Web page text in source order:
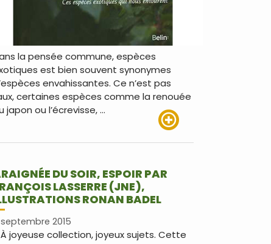
la pensée commune, espèces
est bien souvent synonymes
envahissantes. Ce n’est pas
certaines espèces comme la renouée
japon ou l’écrevisse, …
DU SOIR, ESPOIR PAR
LASSERRE (JNE),
RONAN BADEL
2015
joyeuse collection, joyeux sujets. Cette